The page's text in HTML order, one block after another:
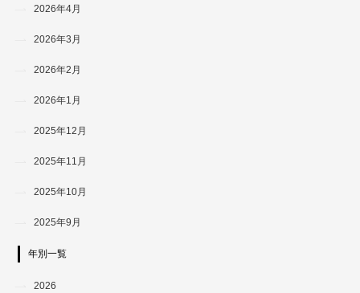
2026年4月
2026年3月
2026年2月
2026年1月
2025年12月
2025年11月
2025年10月
2025年9月
年別一覧
2026